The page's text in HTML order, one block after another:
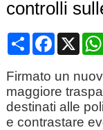
controlli
CondividiFacebook
X
Firmato un
maggiore
destinati alle
e contrastare